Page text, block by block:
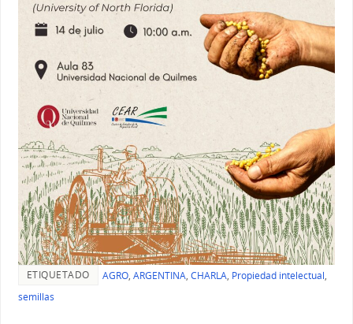
ETIQUETADO AGRO, ARGENTINA, CHARLA, Propiedad intelectual,
semillas